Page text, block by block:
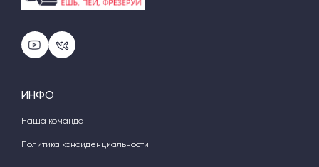
ИНФО
Наша команда
Политика конфиденциальности